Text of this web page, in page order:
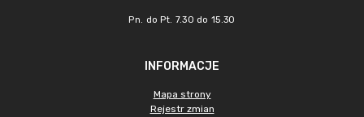
Pn. do Pt. 7.30 do 15.30
INFORMACJE
Mapa strony
Rejestr zmian